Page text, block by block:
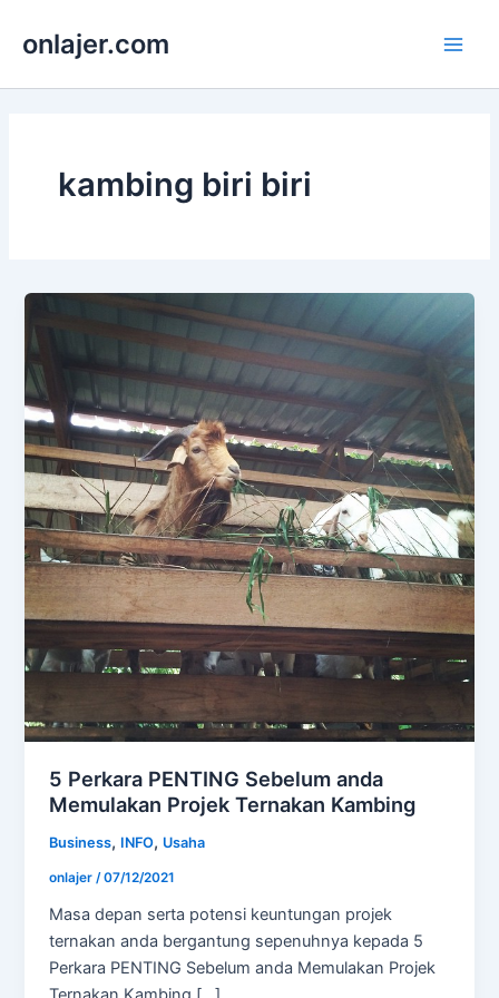
onlajer.com
kambing biri biri
5 Perkara PENTING Sebelum anda
Memulakan Projek Ternakan Kambing
Business, INFO, Usaha
onlajer/07/12/2021
Masa depan serta potensi keuntungan projek
ternakan anda bergantung sepenuhnya kepada 5
Perkara PENTING Sebelum anda Memulakan Projek